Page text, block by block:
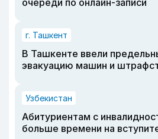
очереди по онлайн-записи
г. Ташкент
В Ташкенте ввели
эвакуацию машин и
Узбекистан
Абитуриентам с
больше времени на